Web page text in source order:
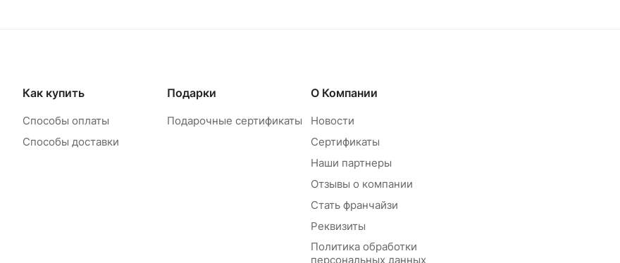
Как купить
Способы оплаты
Способы доставки
Подарки
Подарочные сертификаты
О Компании
Новости
Сертификаты
Наши партнеры
Отзывы о компании
Стать франчайзи
Реквизиты
Политика обработки
персональных данных